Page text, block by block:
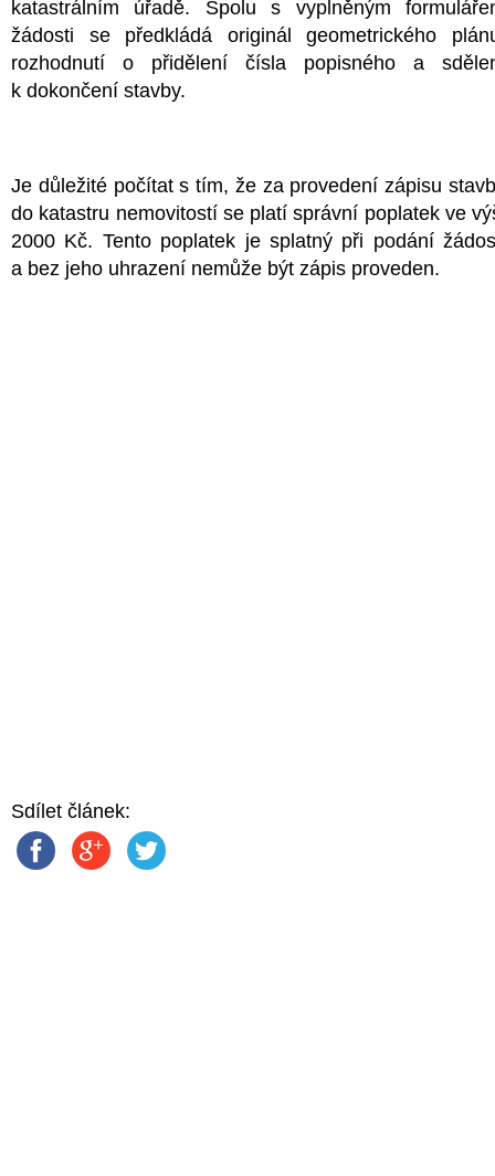
katastrálním úřadě. Spolu s vyplněným
žádosti se předkládá originál geometrického
rozhodnutí o přidělení čísla popisného a
k dokončení stavby.
Je důležité počítat s tím, že za provedení zápisu
do katastru nemovitostí se platí správní poplatek ve
2000 Kč. Tento poplatek je splatný při podání
a bez jeho uhrazení nemůže být zápis proveden.
Sdílet článek: